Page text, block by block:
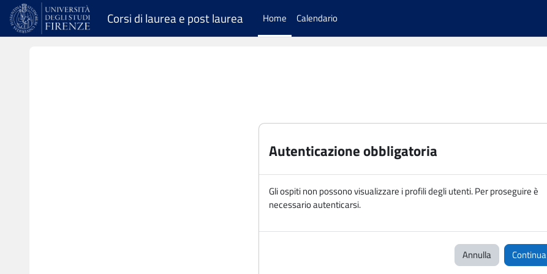
Vai al contenuto principale
Corsi di laurea e post laurea Home Calendario
Autenticazione obbligatoria
Gli ospiti non possono visualizzare i profili degli utenti. Per proseguire è
necessario autenticarsi.
Annulla Continua